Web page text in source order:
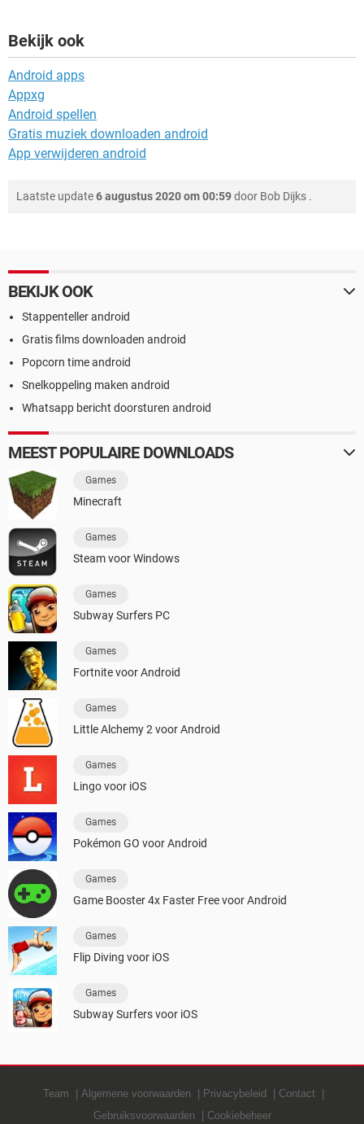
Bekijk ook
Android apps
Appxg
Android spellen
Gratis muziek downloaden android
App verwijderen android
Laatste update6 augustus 2020 om 00:59door Bob Dijks .
BEKIJK OOK
Stappenteller android
Gratis films downloaden android
Popcorn time android
Snelkoppeling maken android
Whatsapp bericht doorsturen android
MEEST POPULAIRE DOWNLOADS
Games
Minecraft
Games
Steam voor Windows
Games
Subway Surfers PC
Games
Fortnite voor Android
Games
Little Alchemy 2 voor Android
Games
Lingo voor iOS
Games
Pokémon GO voor Android
Games
Game Booster 4x Faster Free voor Android
Games
Flip Diving voor iOS
Games
Subway Surfers voor iOS
Team Algemene voorwaarden Privacybeleid
Contact
Gebruiksvoorwaarden
Cookiebeheer